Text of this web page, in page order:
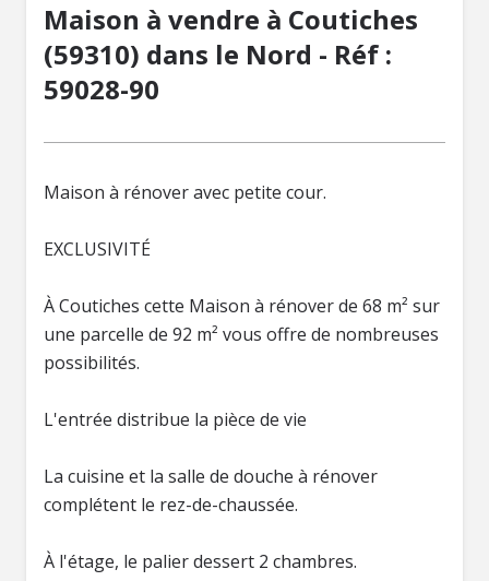
Maison à vendre à Coutiches
(59310) dans le Nord - Réf :
59028-90
Maison à rénover avec petite cour.
EXCLUSIVITÉ
À Coutiches cette Maison à rénover de 68 m² sur
une parcelle de 92 m² vous offre de nombreuses
possibilités.
L'entrée distribue la pièce de vie
La cuisine et la salle de douche à rénover
complétent le rez-de-chaussée.
À l'étage, le palier dessert 2 chambres.